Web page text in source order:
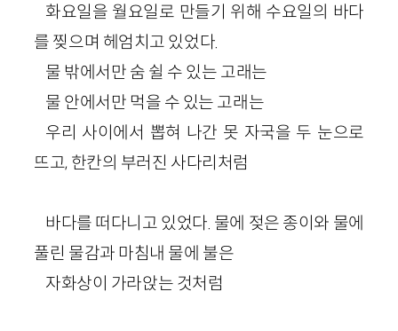
화요일을 월요일로 만들기 위해 수요일의 바다
를 찢으며 헤엄치고 있었다.
물 밖에서만 숨 쉴 수 있는 고래는
물 안에서만 먹을 수 있는 고래는
우리 사이에서 뽑혀 나간 못 자국을 두 눈으로
뜨고, 한칸의 부러진 사다리처럼
바다를 떠다니고 있었다. 물에 젖은 종이와 물에
풀린 물감과 마침내 물에 불은
자화상이 가라앉는 것처럼